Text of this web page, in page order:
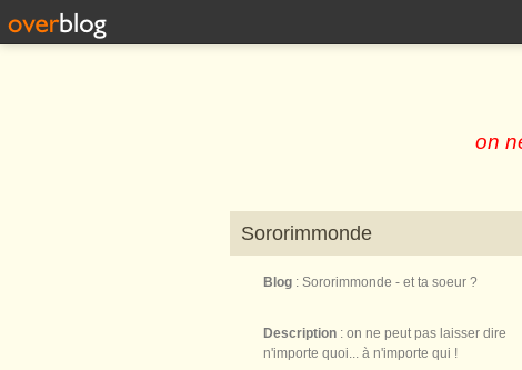
on
Sororimmonde
Blog : Sororimmonde - et ta soeur ?
Description : on ne peut pas laisser dire
n'importe quoi... à n'importe qui !